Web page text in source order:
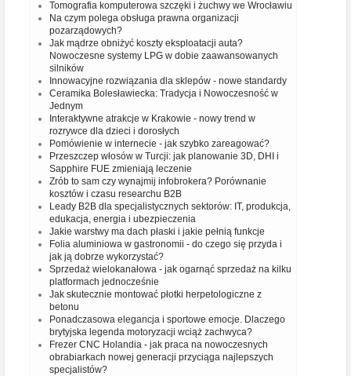
Tomografia komputerowa szczęki i żuchwy we Wrocławiu
Na czym polega obsługa prawna organizacji
pozarządowych?
Jak mądrze obniżyć koszty eksploatacji auta?
Nowoczesne systemy LPG w dobie zaawansowanych
silników
Innowacyjne rozwiązania dla sklepów - nowe standardy
Ceramika Bolesławiecka: Tradycja i Nowoczesność w
Jednym
Interaktywne atrakcje w Krakowie - nowy trend w
rozrywce dla dzieci i dorosłych
Pomówienie w internecie - jak szybko zareagować?
Przeszczep włosów w Turcji: jak planowanie 3D, DHI i
Sapphire FUE zmieniają leczenie
Zrób to sam czy wynajmij infobrokera? Porównanie
kosztów i czasu researchu B2B
Leady B2B dla specjalistycznych sektorów: IT, produkcja,
edukacja, energia i ubezpieczenia
Jakie warstwy ma dach płaski i jakie pełnią funkcje
Folia aluminiowa w gastronomii - do czego się przyda i
jak ją dobrze wykorzystać?
Sprzedaż wielokanałowa - jak ogarnąć sprzedaż na kilku
platformach jednocześnie
Jak skutecznie montować płotki herpetologiczne z
betonu
Ponadczasowa elegancja i sportowe emocje. Dlaczego
brytyjska legenda motoryzacji wciąż zachwyca?
Frezer CNC Holandia - jak praca na nowoczesnych
obrabiarkach nowej generacji przyciąga najlepszych
specjalistów?